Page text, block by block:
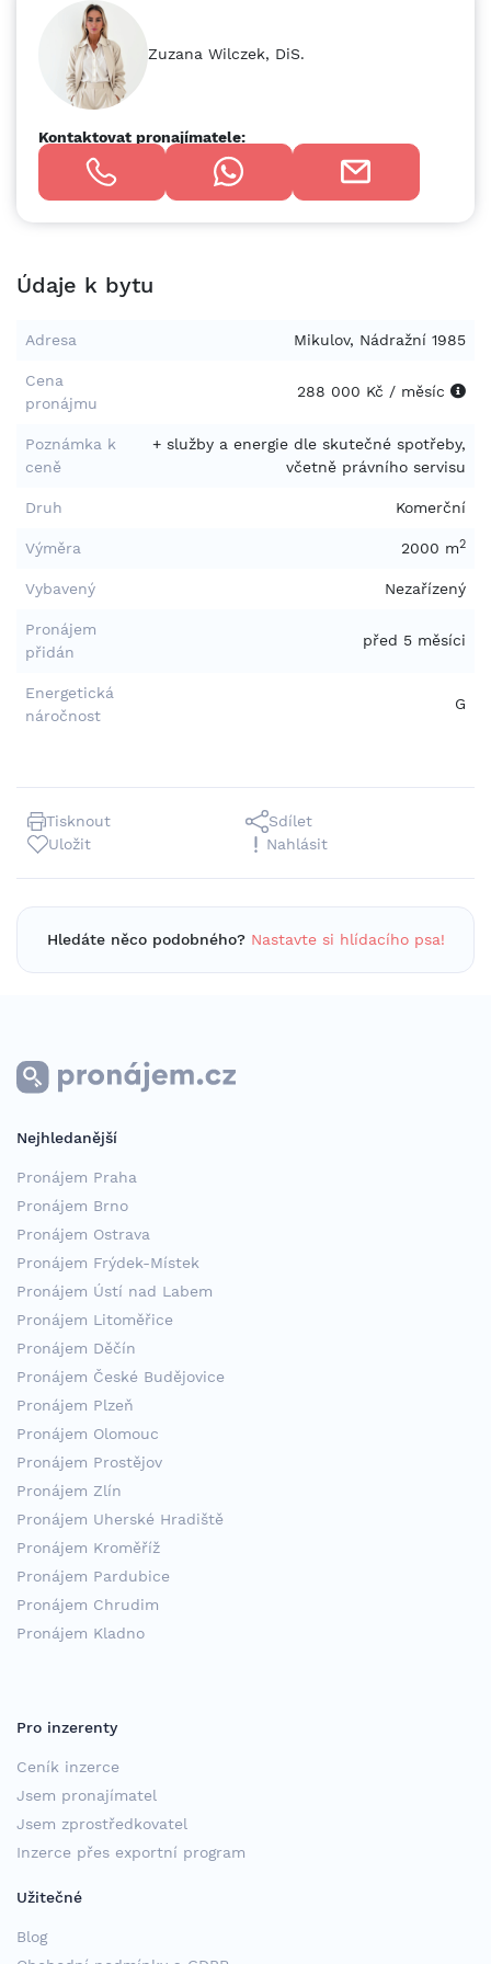
potřeb nájemce. Pro více informací nebo sjednání prohlídky
nás neváhejte kontaktovat.Zuzana Wilczek, DiS.
Kontaktovat pronajímatele:
Tisknout
Sdílet
Uložit
Nahlásit
Hledáte něco podobného? Nastavte si hlídacího psa!
Údaje k bytu
Adresa Mikulov, Nádražní 1985
Cena
pronájmu
288 000 Kč / měsíc
Poznámka k
ceně
+ služby a energie dle skutečné spotřeby,
včetně právního servisu
Druh Komerční
Výměra 2000 m2
Vybavený Nezařízený
Pronájem
přidán
před 5 měsíci
Energetická
náročnost
G
Nejhledanější
Pronájem Praha
Pronájem Brno
Pronájem Ostrava
Pronájem Frýdek-Místek
Pronájem Ústí nad Labem
Pronájem Litoměřice
Pronájem Děčín
Pronájem České Budějovice
Pronájem Plzeň
Pronájem Olomouc
Pronájem Prostějov
Pronájem Zlín
Pronájem Uherské Hradiště
Pronájem Kroměříž
Pronájem Pardubice
Pronájem Chrudim
Pronájem Kladno
Pro inzerenty
Ceník inzerce
Jsem pronajímatel
Jsem zprostředkovatel
Inzerce přes exportní program
Užitečné
Blog